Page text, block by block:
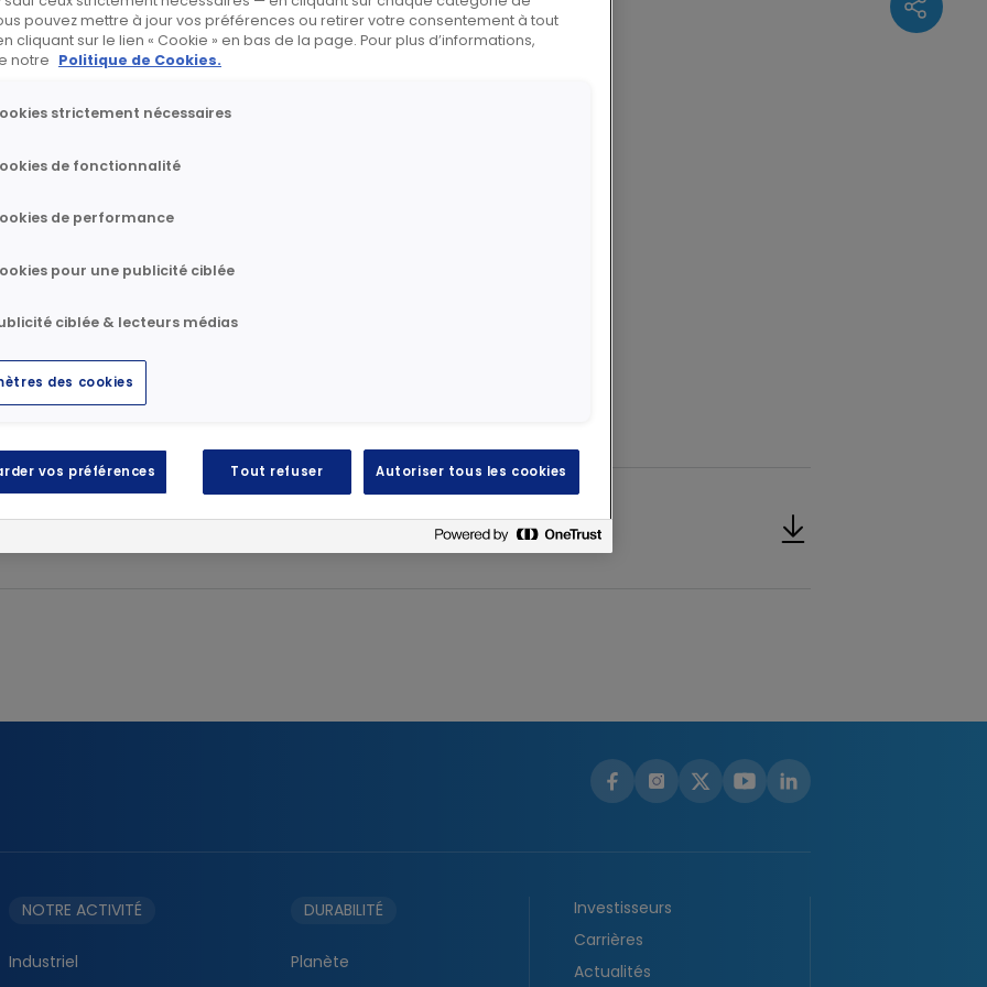
sur le poste « Prime d’émission
est fixée au 1er juillet 2016 et la date d’arrêté («
au 4 juillet 2016.
interviendra le 5 juillet 2016.
NOTRE ACTIVITÉ
Industriel
DURABILITÉ
Planète
Investisseurs
Carrières
Actualités
pouvez mettre à jour vos préférences ou retirer votre consentement à tout
cliquant sur le lien « Cookie » en bas de la page. Pour plus d’informations,
notre Politique de Cookies.
strictement nécessaires
de fonctionnalité
de performance
pour une publicité ciblée
ciblée & lecteurs médias
des cookies
vos préférences Tout refuser Autoriser tous les cookies